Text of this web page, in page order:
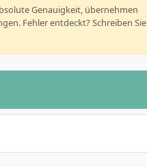
Genauigkeit, übernehmen
Fehler entdeckt? Schreiben Sie